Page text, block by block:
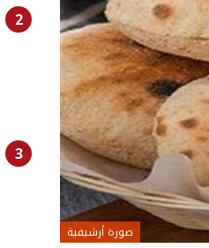
صورة أرشيفية
2
3